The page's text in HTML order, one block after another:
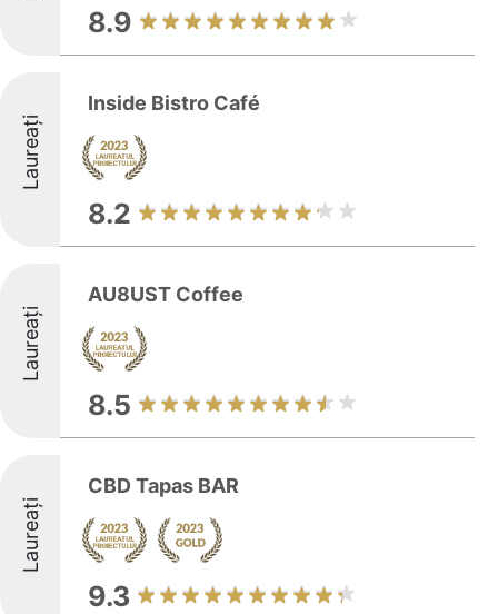
8.9
Laureați
Inside Bistro Café
8.2
Laureați
AU8UST Coffee
8.5
Laureați
CBD Tapas BAR
9.3